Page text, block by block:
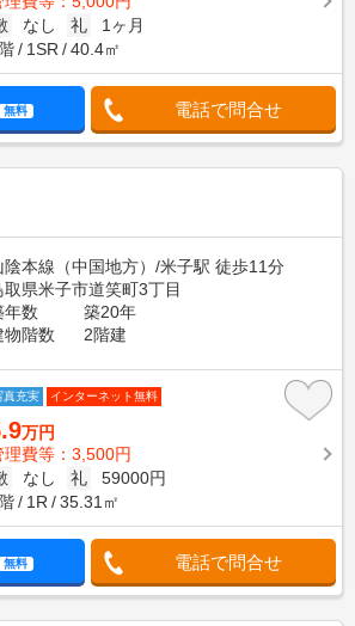
なし 礼
1ヶ月
1SR 40.4㎡
無料 電話で問合せ
陰本線（中国地方）/米子駅 徒歩11分
取県米子市道笑町3丁目
年数
築20年
物階数
2階建
真充実 インターネット無料
万円
理費等：3,500円
なし 礼
59000円
1R 35.31㎡
無料 電話で問合せ